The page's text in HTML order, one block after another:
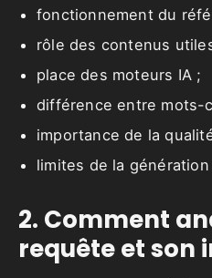
fonctionnement du
rôle des contenus
place des moteurs IA ;
différence entre mots-
importance de la
limites de la
2. Comment
requête et son